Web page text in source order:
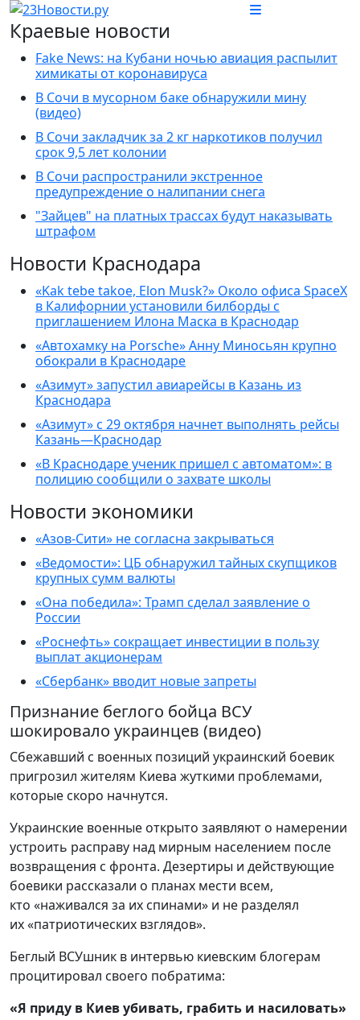
Краевые новости
Fake News: на Кубани ночью авиация распылит
химикаты от коронавируса
В Сочи в мусорном баке обнаружили мину
(видео)
В Сочи закладчик за 2 кг наркотиков получил
срок 9,5 лет колонии
В Сочи распространили экстренное
предупреждение о налипании снега
"Зайцев" на платных трассах будут наказывать
штрафом
Новости Краснодара
«Kak tebe takoe, Elon Musk?» Около офиса SpaceX
в Калифорнии установили билборды с
приглашением Илона Маска в Краснодар
«Автохамку на Porsche» Анну Миносьян крупно
обокрали в Краснодаре
«Азимут» запустил авиарейсы в Казань из
Краснодара
«Азимут» с 29 октября начнет выполнять рейсы
Казань—Краснодар
«В Краснодаре ученик пришел с автоматом»: в
полицию сообщили о захвате школы
Новости экономики
«Азов-Сити» не согласна закрываться
«Ведомости»: ЦБ обнаружил тайных скупщиков
крупных сумм валюты
«Она победила»: Трамп сделал заявление о
России
«Роснефть» сокращает инвестиции в пользу
выплат акционерам
«Сбербанк» вводит новые запреты
Признание беглого бойца ВСУ
шокировало украинцев (видео)
Сбежавший с военных позиций украинский боевик
пригрозил жителям Киева жуткими проблемами,
которые скоро начнутся.
Украинские военные открыто заявляют о намерении
устроить расправу над мирным населением после
возвращения с фронта. Дезертиры и действующие
боевики рассказали о планах мести всем,
кто «наживался за их спинами» и не разделял
их «патриотических взглядов».
Беглый ВСУшник в интервью киевским блогерам
процитировал своего побратима:
«Я приду в Киев убивать, грабить и насиловать»